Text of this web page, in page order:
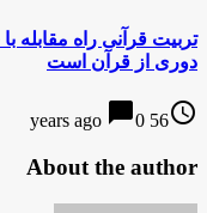
تربیت قرآنی راه مقابله
دوری از قرآن است
access_time
56 years ago
chat_bubble0
About the author